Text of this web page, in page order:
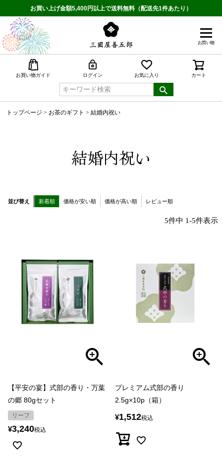
お買い上げ金額5,400円以上で送料無料（配送先1件あたり）
お買い物
お買い物ガイド ログイン お気に入り カート
トップページ お茶のギフト 結婚内祝い
結婚内祝い
並び替え 新着順 価格が安い順 価格が高い順 レビュー順
5件中 1-5件表示
【平安の宴】式部の香り・万葉
の郷 80gセット
リーフ
¥3,240税込
プレミアム式部の香り
2.5g×10p（箱）
¥1,512税込